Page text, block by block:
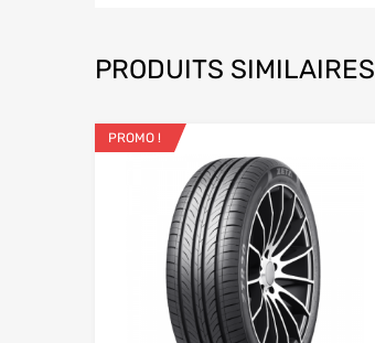
PRODUITS SIMILAIRES
PROMO !